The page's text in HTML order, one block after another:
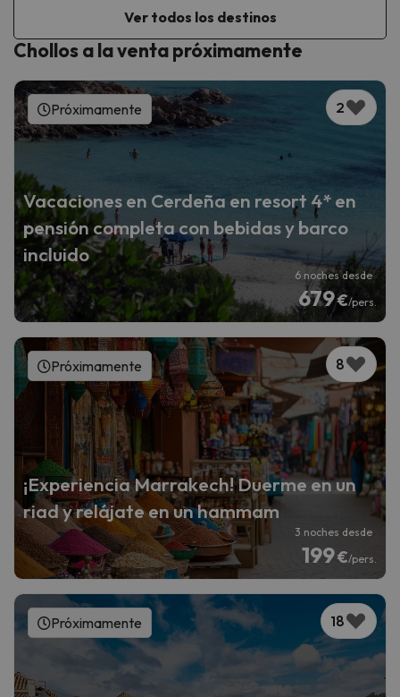
Ver todos los destinos
Chollos a la venta próximamente
2
Próximamente
Vacaciones en Cerdeña en resort 4* en
pensión completa con bebidas y barco
incluido
6 noches desde
679€/pers.
8
Próximamente
¡Experiencia Marrakech! Duerme en un
riad y relájate en un hammam
3 noches desde
199€/pers.
18
Próximamente